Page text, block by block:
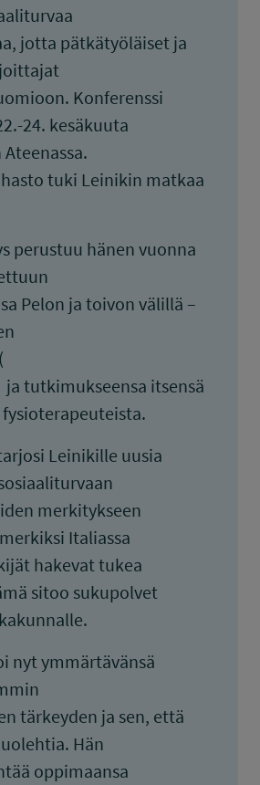
jotta pätkätyöläiset ja
Konferenssi
24. kesäkuuta
tuki Leinikin matkaa
perustuu hänen vuonna
Pelon ja toivon välillä –
ja tutkimukseensa itsensä
Leinikille uusia
merkitykseen
Italiassa
hakevat tukea
sitoo sukupolvet
nyt ymmärtävänsä
tärkeyden ja sen, että
Hän
oppimaansa